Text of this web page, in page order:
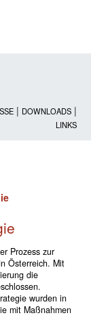
| DOWNLOADS |
LINKS
Prozess zur
Österreich. Mit
die
wurden in
mit Maßnahmen